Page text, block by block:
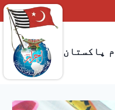
پاکستان